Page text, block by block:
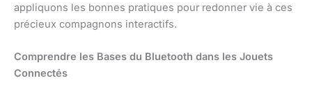
appliquons les bonnes pratiques pour redonner vie à ces
précieux compagnons interactifs.
Comprendre les Bases du Bluetooth dans les Jouets
Connectés